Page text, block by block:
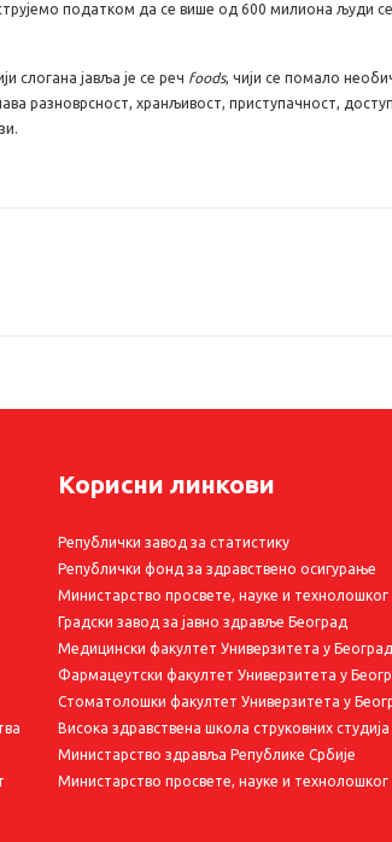
податком да се више од 600 милиона људи
слогана јавља је се реч foods, чији се помало
разноврсност, хранљивост, приступачност,
Корисни линкови
Републички завод за статистику
Републички фонд за здравствено осигурање
Министарство просвете, науке и технолошког
Градски завод за јавно здравље Београд
Медицински факултет Универзитета у
Фармацеутски факултет Универзитета у
Стоматолошки факултет Универзитета у
Висока здравствена школа струковних
Министарство здравља Републике Србије
Министарство просвете, науке и технолошког